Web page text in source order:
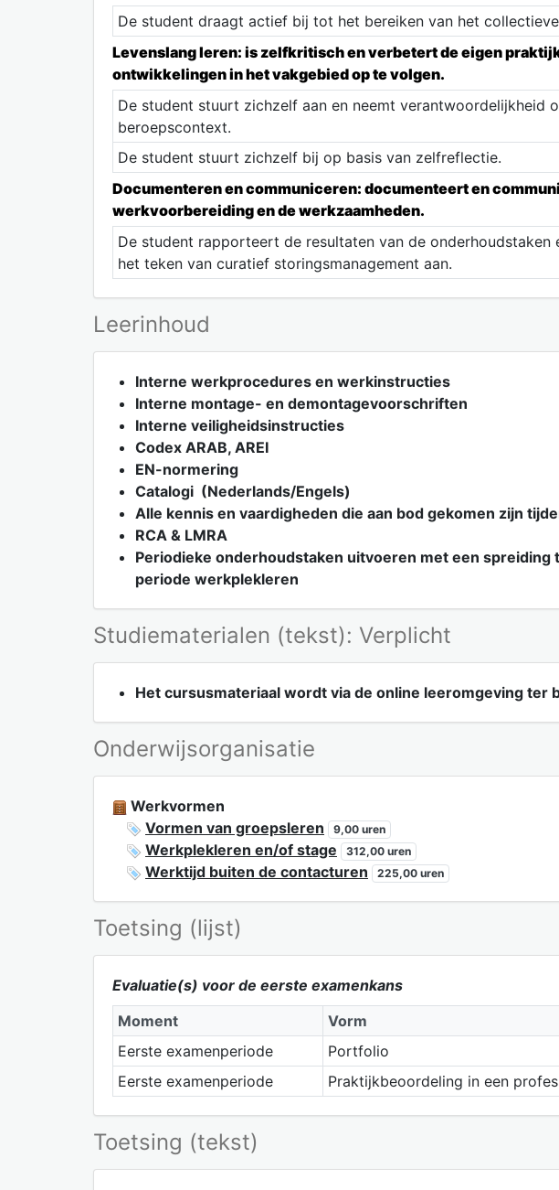
De student draagt actief bij tot het bereiken van het
Levenslang leren: is zelfkritisch en verbetert de eigen
ontwikkelingen in het vakgebied op te volgen.
De student stuurt zichzelf aan en neemt
beroepscontext.
De student stuurt zichzelf bij op basis van zelfreflectie.
Documenteren en communiceren: documenteert en
werkvoorbereiding en de werkzaamheden.
De student rapporteert de resultaten van de
het teken van curatief storingsmanagement aan.
Leerinhoud
Interne werkprocedures en werkinstructies
Interne montage- en demontagevoorschriften
Interne veiligheidsinstructies
Codex ARAB, AREI
EN-normering
Catalogi (Nederlands/Engels)
Alle kennis en vaardigheden die aan bod gekomen zijn
RCA & LMRA
Periodieke onderhoudstaken uitvoeren met een
periode werkplekleren
Studiematerialen (tekst): Verplicht
Het cursusmateriaal wordt via de online leeromgeving ter
Onderwijsorganisatie
Werkvormen
Vormen van groepsleren
9,00 uren
Werkplekleren en/of stage 312,00 uren
Werktijd buiten de contacturen 225,00 uren
Toetsing (lijst)
Evaluatie(s) voor de eerste examenkans
Moment
Vorm
Eerste examenperiode
Portfolio
Eerste examenperiode
Praktijkbeoordeling in een
Toetsing (tekst)